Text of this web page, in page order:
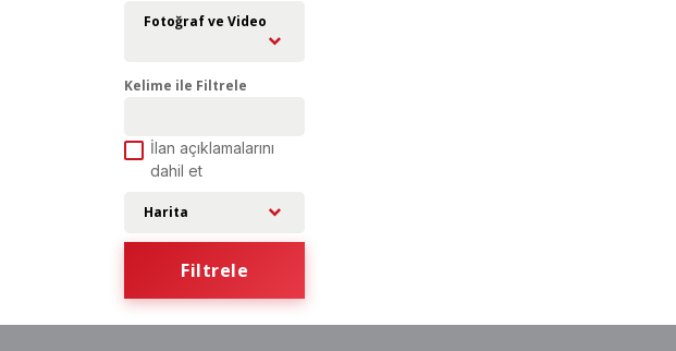
Fotoğraf ve Video
Kelime ile Filtrele
İlan açıklamalarını
dahil et
Harita
Filtrele